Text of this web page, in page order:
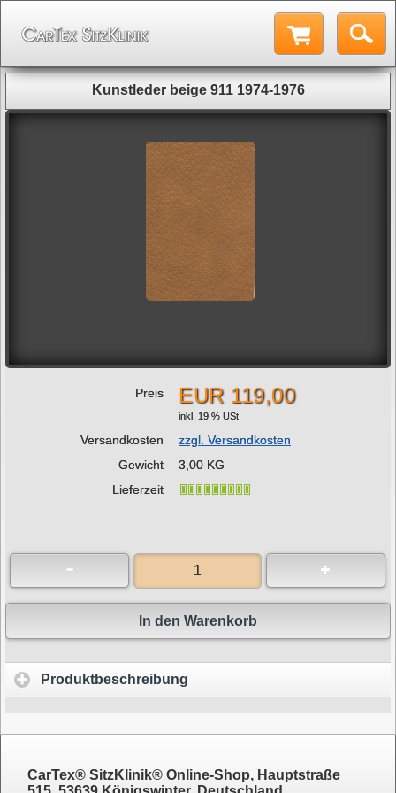
Kunstleder beige 911 1974-1976
Preis EUR 119,00
inkl. 19 % USt
Versandkosten
zzgl. Versandkosten
Gewicht
3,00 KG
Lieferzeit
In den Warenkorb
Produktbeschreibung
CarTex® SitzKlinik® Online-Shop, Hauptstraße